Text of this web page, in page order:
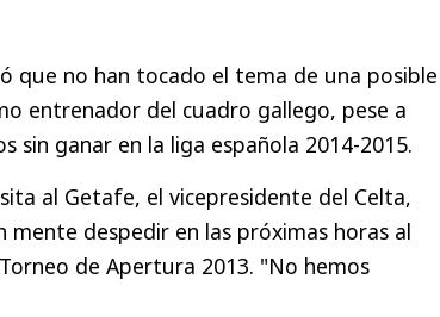
que no han tocado el tema de una posible
entrenador del cuadro gallego, pese a
sin ganar en la liga española 2014-2015.
al Getafe, el vicepresidente del Celta,
despedir en las próximas horas al
de Apertura 2013. "No hemos